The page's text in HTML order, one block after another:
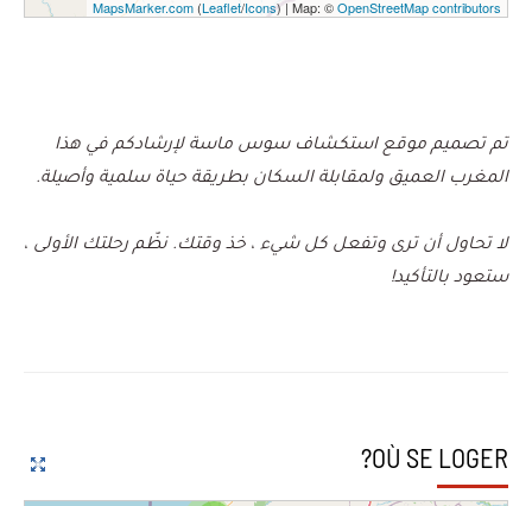
MapsMarker.com (Leaflet/Icons) | Map: ©OpenStreetMap contributors
تم تصميم موقع استكشاف سوس ماسة لإرشادكم في هذا
المغرب العميق ولمقابلة السكان بطريقة حياة سلمية وأصيلة.
لا تحاول أن ترى وتفعل كل شيء ، خذ وقتك. نظّم رحلتك الأولى ،
ستعود بالتأكيد!
OÙ SE LOGER?